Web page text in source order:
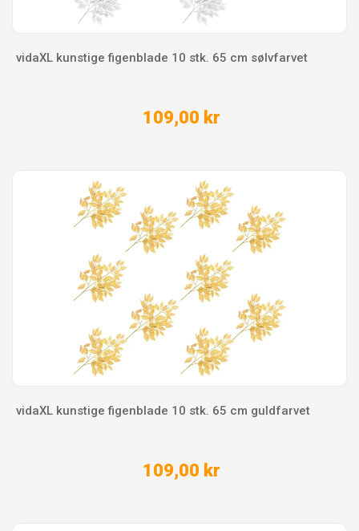
vidaXL kunstige figenblade 10 stk. 65 cm sølvfarvet
109,00 kr
vidaXL kunstige figenblade 10 stk. 65 cm guldfarvet
109,00 kr